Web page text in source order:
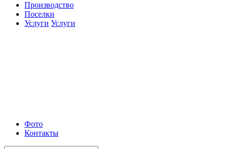
Производство
Поселки
Услуги Услуги
Фото
Контакты